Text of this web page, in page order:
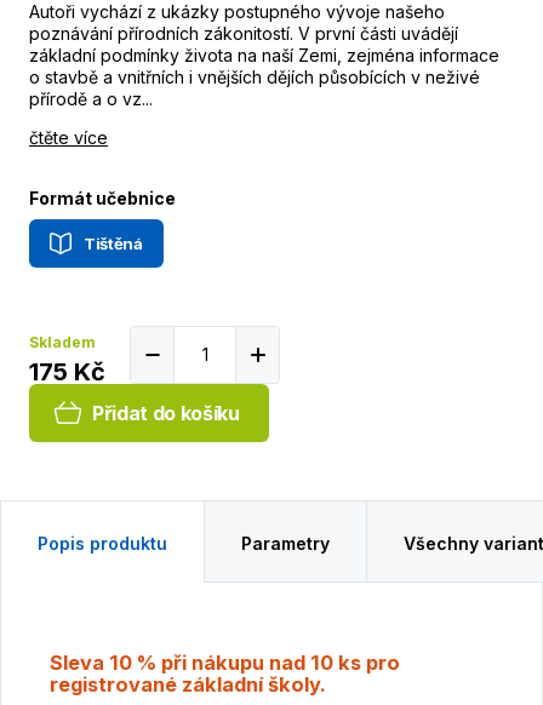
Autoři vychází z ukázky postupného vývoje našeho
poznávání přírodních zákonitostí. V první části uvádějí
základní podmínky života na naší Zemi, zejména informace
o stavbě a vnitřních i vnějších dějích působících v neživé
přírodě a o vz...
čtěte více
Formát učebnice
Tištěná
Skladem
175 Kč
Přidat do košíku
Popis produktu Parametry Všechny
Sleva 10 % při nákupu nad 10 ks pro
registrované základní školy.